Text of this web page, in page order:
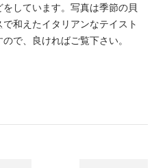
しています。写真は季節の貝
で和えたイタリアンなテイスト
で、良ければご覧下さい。